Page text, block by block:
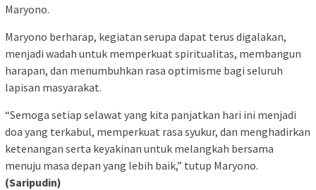
Maryono.
Maryono berharap, kegiatan serupa dapat terus digalakan,
menjadi wadah untuk memperkuat spiritualitas, membangun
harapan, dan menumbuhkan rasa optimisme bagi seluruh
lapisan masyarakat.
“Semoga setiap selawat yang kita panjatkan hari ini menjadi
doa yang terkabul, memperkuat rasa syukur, dan menghadirkan
ketenangan serta keyakinan untuk melangkah bersama
menuju masa depan yang lebih baik,” tutup Maryono.
(Saripudin)